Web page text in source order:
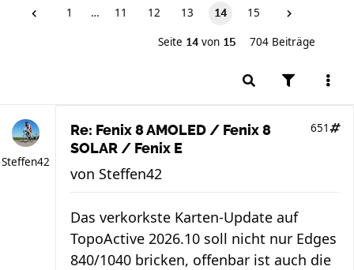
1 … 11 12 13 14 15
Seite 14 von 15 704 Beiträge
Steffen42
Re: Fenix 8 AMOLED / Fenix 8
SOLAR / Fenix E
651
von Steffen42
Das verkorkste Karten-Update auf
TopoActive 2026.10 soll nicht nur Edges
840/1040 bricken, offenbar ist auch die